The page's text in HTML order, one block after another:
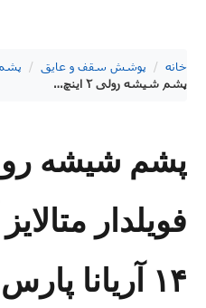
خانه / پوشش سقف و عایق /
پشم شیشه رولی ۲ اینچ فویلدار متالایز آریانا دانسیته ۱۴ آریانا پارس
فویلدار
۱۴ آریانا پارس